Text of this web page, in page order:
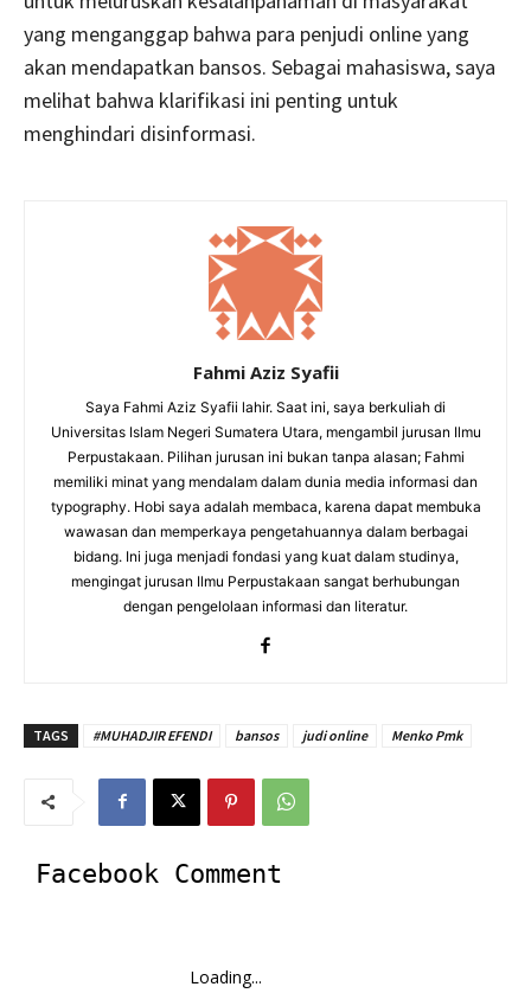
yang menganggap bahwa para penjudi online yang
akan mendapatkan bansos. Sebagai mahasiswa, saya
melihat bahwa klarifikasi ini penting untuk
menghindari disinformasi.
Fahmi Aziz Syafii
Saya Fahmi Aziz Syafii lahir. Saat ini, saya berkuliah di
Universitas Islam Negeri Sumatera Utara, mengambil jurusan Ilmu
Perpustakaan. Pilihan jurusan ini bukan tanpa alasan; Fahmi
memiliki minat yang mendalam dalam dunia media informasi dan
typography. Hobi saya adalah membaca, karena dapat membuka
wawasan dan memperkaya pengetahuannya dalam berbagai
bidang. Ini juga menjadi fondasi yang kuat dalam studinya,
mengingat jurusan Ilmu Perpustakaan sangat berhubungan
dengan pengelolaan informasi dan literatur.
TAGS #MUHADJIR EFENDI bansos judi online Menko Pmk
Facebook Comment
Loading...